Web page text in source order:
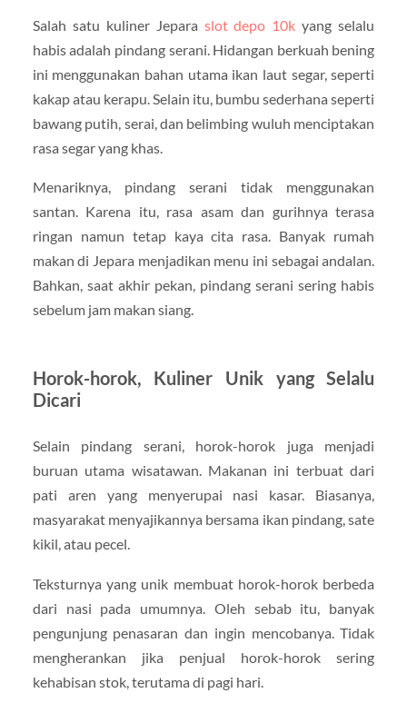
Salah satu kuliner Jepara slot depo 10k yang selalu
habis adalah pindang serani. Hidangan berkuah bening
ini menggunakan bahan utama ikan laut segar, seperti
kakap atau kerapu. Selain itu, bumbu sederhana seperti
bawang putih, serai, dan belimbing wuluh menciptakan
rasa segar yang khas.
Menariknya, pindang serani tidak menggunakan
santan. Karena itu, rasa asam dan gurihnya terasa
ringan namun tetap kaya cita rasa. Banyak rumah
makan di Jepara menjadikan menu ini sebagai andalan.
Bahkan, saat akhir pekan, pindang serani sering habis
sebelum jam makan siang.
Horok-horok, Kuliner Unik yang Selalu
Dicari
Selain pindang serani, horok-horok juga menjadi
buruan utama wisatawan. Makanan ini terbuat dari
pati aren yang menyerupai nasi kasar. Biasanya,
masyarakat menyajikannya bersama ikan pindang, sate
kikil, atau pecel.
Teksturnya yang unik membuat horok-horok berbeda
dari nasi pada umumnya. Oleh sebab itu, banyak
pengunjung penasaran dan ingin mencobanya. Tidak
mengherankan jika penjual horok-horok sering
kehabisan stok, terutama di pagi hari.